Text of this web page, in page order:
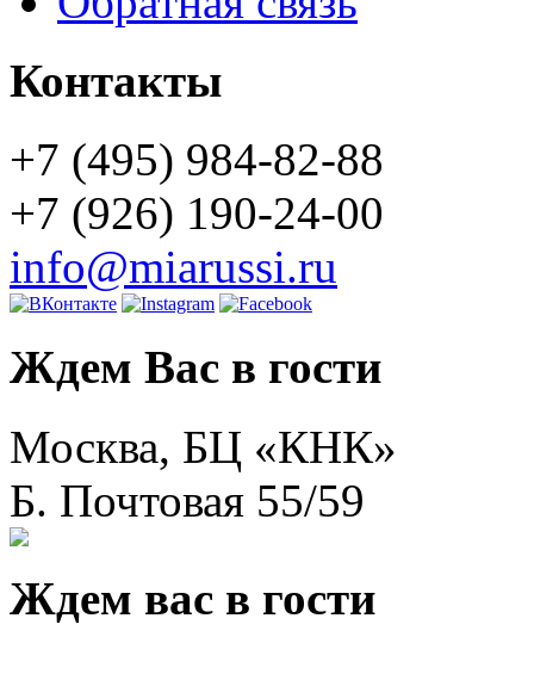
Контакты
+7 (495) 984-82-88
+7 (926) 190-24-00
info@miarussi.ru
Ждем Вас в гости
Москва, БЦ «КНК»
Б. Почтовая 55/59
Ждем вас в гости